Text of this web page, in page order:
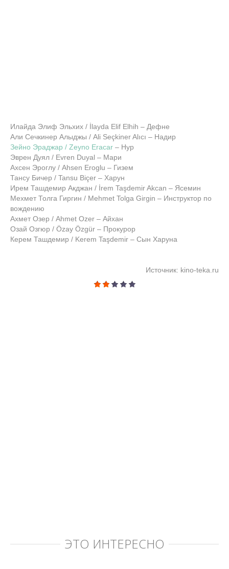
Илайда Элиф Эльхих / İlayda Elif Elhih – Дефне
Али Сечкинер Алыджы / Ali Seçkiner Alıcı – Надир
Зейно Эраджар / Zeyno Eracar – Нур
Эврен Дуял / Evren Duyal – Мари
Ахсен Эроглу / Ahsen Eroglu – Гизем
Тансу Бичер / Tansu Biçer – Харун
Ирем Ташдемир Акджан / İrem Taşdemir Akcan – Ясемин
Мехмет Толга Гиргин / Mehmet Tolga Girgin – Инструктор по
вождению
Ахмет Озер / Ahmet Ozer – Айхан
Озай Озгюр / Özay Özgür – Прокурор
Керем Ташдемир / Kerem Taşdemir – Сын Харуна
Источник: kino-teka.ru
ЭТО ИНТЕРЕСНО